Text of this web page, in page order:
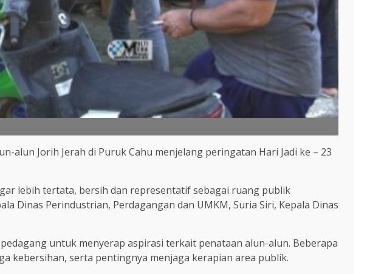
alun Jorih Jerah di Puruk Cahu menjelang peringatan Hari Jadi ke – 23
lebih tertata, bersih dan representatif sebagai ruang publik
Dinas Perindustrian, Perdagangan dan UMKM, Suria Siri, Kepala Dinas
untuk menyerap aspirasi terkait penataan alun-alun. Beberapa
kebersihan, serta pentingnya menjaga kerapian area publik.